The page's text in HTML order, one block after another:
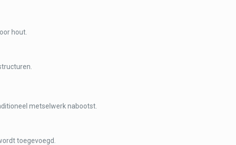
hout.
metselwerk nabootst.
toegevoegd.